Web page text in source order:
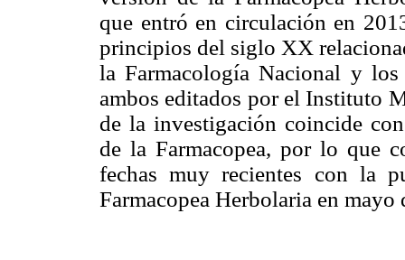
que entró en circulación en
principios del siglo XX
la Farmacología Nacional y
ambos editados por el Instituto
de la investigación coincide
de la Farmacopea, por lo que
fechas muy recientes con la
Farmacopea Herbolaria en mayo